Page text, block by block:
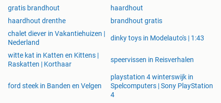
gratis brandhout
haardhout
haardhout drenthe
brandhout gratis
chalet diever in Vakantiehuizen |
Nederland
dinky toys in Modelauto's | 1:43
witte kat in Katten en Kittens |
Raskatten | Korthaar
speervissen in Reisverhalen
ford steek in Banden en Velgen
playstation 4 winterswijk in
Spelcomputers | Sony PlayStation
4